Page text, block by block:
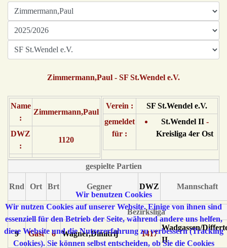
Zimmermann,Paul - SF St.Wendel e.V.
Name
:
Zimmermann,Paul
DWZ
:
1120
Verein :
SF St.Wendel e.V.
gemeldet
für :
St.Wendel II-
Kreisliga 4er Ost
gespielte Partien
Rnd Ort Brt Gegner DWZ Mannschaft
Bezirksliga
9 Gast 6 Wagner,Dimitrij 1417
Wadgassen/
II
Wir benutzen Cookies
Wir nutzen Cookies auf unserer Website. Einige von ihnen sind
essenziell für den Betrieb der Seite, während andere uns helfen,
diese Website und die Nutzererfahrung zu verbessern (Tracking
Cookies). Sie können selbst entscheiden, ob Sie die Cookies